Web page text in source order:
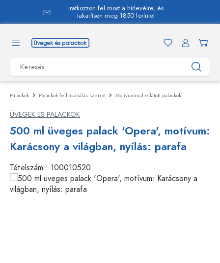
Iratkozzon fel most a hírlevélre, és
takarítson meg 1850 forintot
Palackok Palackok felhasználás szerint Motívummal ellátott palackok
ÜVEGEK ES PALACKOK
500 ml üveges palack 'Opera', motívum:
Karácsony a világban, nyílás: parafa
Tételszám : 100010520